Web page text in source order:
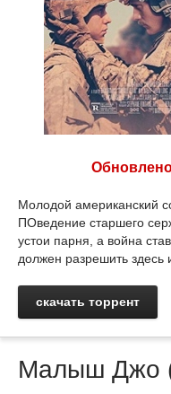
Молодой американский
ПОведение старшего
устои парня, а война
должен разрешить здесь
скачать торрент
Малыш Джо